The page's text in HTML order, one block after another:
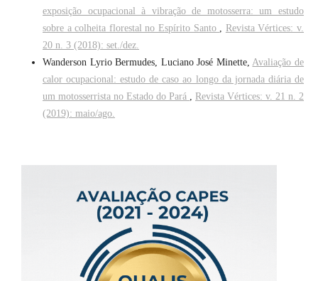
exposição ocupacional à vibração de motosserra: um estudo
sobre a colheita florestal no Espírito Santo
Revista Vértices: v.
20 n. 3 (2018): set./dez.
Wanderson Lyrio Bermudes, Luciano José Minette, Avaliação de
calor ocupacional: estudo de caso ao longo da jornada diária de
um motosserrista no Estado do Pará
Revista Vértices: v. 21 n. 2
(2019): maio/ago.